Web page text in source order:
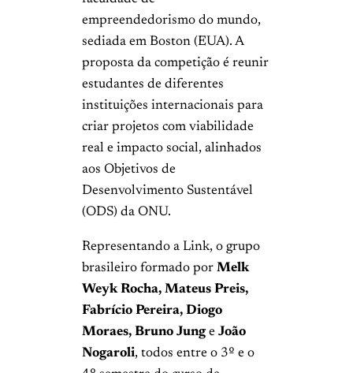
empreendedorismo do mundo,
sediada em Boston (EUA). A
proposta da competição é reunir
estudantes de diferentes
instituições internacionais para
criar projetos com viabilidade
real e impacto social, alinhados
aos Objetivos de
Desenvolvimento Sustentável
(ODS) da ONU.
Representando a Link, o grupo
brasileiro formado por Melk
Weyk Rocha, Mateus Preis,
Fabrício Pereira, Diogo
Moraes, Bruno Junge João
Nogaroli, todos entre o 3º e o